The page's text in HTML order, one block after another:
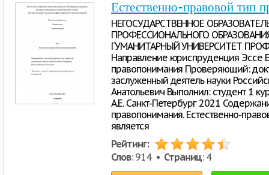
Естественно-правовой тип
НЕГОСУДАРСТВЕННОЕ
ПРОФЕССИОНАЛЬНОГО
ГУМАНИТАРНЫЙ УНИВЕРСИТЕТ
Направление юриспруденция Эссе
правопонимания Проверяющий:
заслуженный деятель науки
Анатольевич Выполнил: студент 1
А.Е. Санкт-Петербург 2021
правопонимания. Естественно-
является
Рейтинг:
Слов: 914 • Страниц: 4